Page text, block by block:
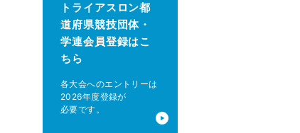
トライアスロン都
道府県競技団体・
学連会員登録はこ
ちら
各大会へのエントリーは
2026年度登録が
必要です。